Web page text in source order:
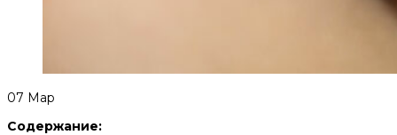
07 Мар
Содержание: